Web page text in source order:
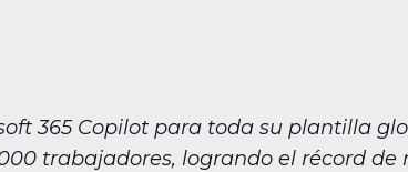
365 Copilot para toda su plantilla
trabajadores, logrando el récord de